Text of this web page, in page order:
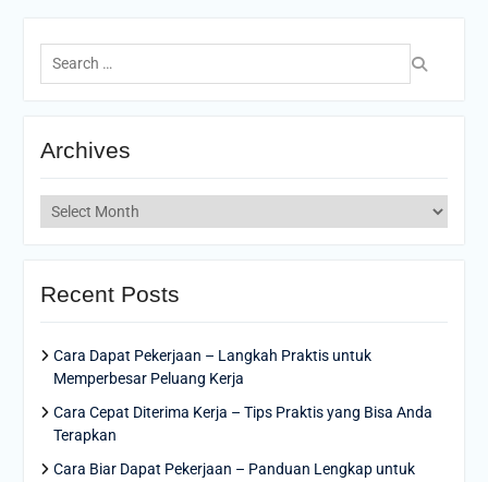
Search
for:
Archives
Archives
Recent Posts
Cara Dapat Pekerjaan – Langkah Praktis untuk
Memperbesar Peluang Kerja
Cara Cepat Diterima Kerja – Tips Praktis yang Bisa Anda
Terapkan
Cara Biar Dapat Pekerjaan – Panduan Lengkap untuk